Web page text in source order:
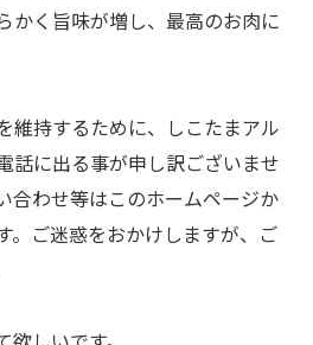
かく旨味が増し、最高のお肉に
維持するために、しこたまアル
話に出る事が申し訳ございませ
合わせ等はこのホームページか
。ご迷惑をおかけしますが、ご